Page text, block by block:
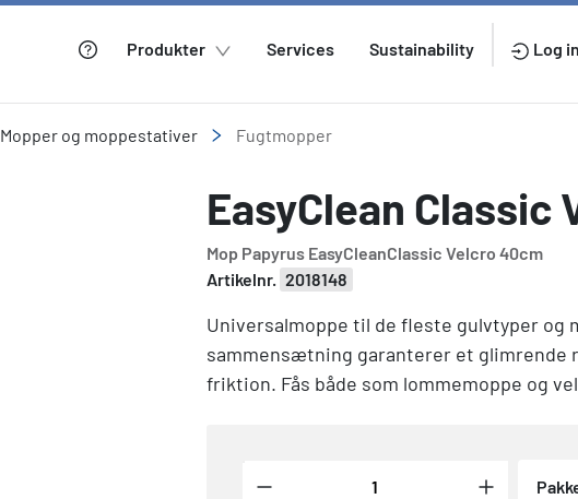
Produkter Services Sustainability Log
Mopper og moppestativer Fugtmopper
EasyClean Classic
Mop Papyrus EasyCleanClassic Velcro 40cm
Artikelnr. 2018148
Universalmoppe til de fleste gulvtyper og
sammensætning garanterer et glimrende
friktion. Fås både som lommemoppe og